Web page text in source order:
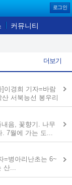
로그인
커뮤니티
더보기
이경희 기자=바람
서북능선 봉우리
음, 꽃향기. 나무
7월에 가는 도...
병아리난초는 6~
산...